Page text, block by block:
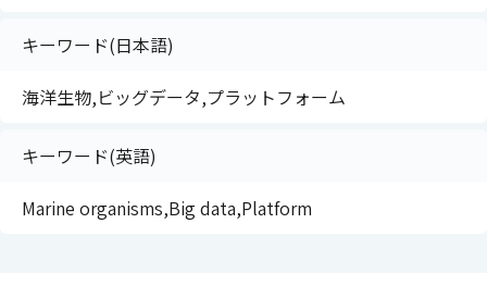
キーワード(日本語)
海洋生物,ビッグデータ,プラットフォーム
キーワード(英語)
Marine organisms,Big data,Platform